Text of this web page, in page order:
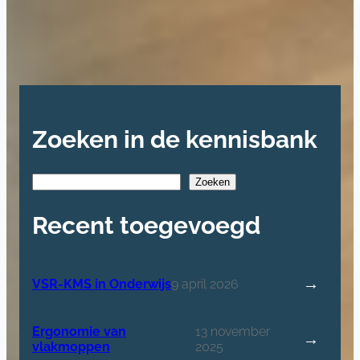
Zoeken in de kennisbank
e
Zoeken
Recent toegevoegd
VSR-KMS in Onderwijs9 april 2026 →
:
S
Ergonomie van
vlakmoppen
13 november
2025
→
: